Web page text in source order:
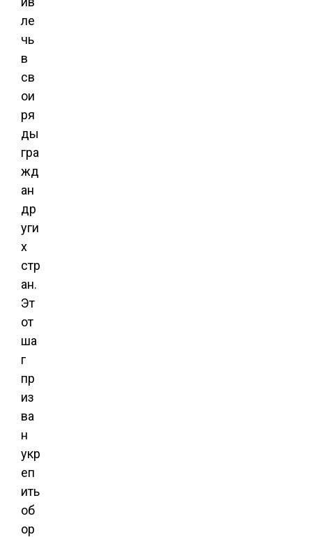
ле
чь
в
св
ои
ря
ды
гра
жд
ан
др
уги
х
стр
ан.
Эт
от
ша
г
пр
из
ва
н
укр
еп
ить
об
ор